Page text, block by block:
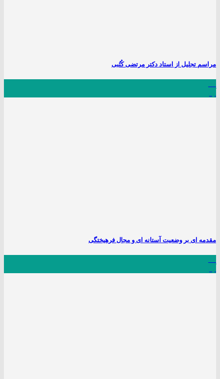
مراسم تجلیل از استاد دکتر مرتضی کُتُبی
مقدمه ای بر وضعیت آستانه ای و مجال فرهیختگی